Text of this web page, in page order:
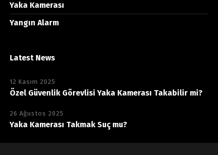
Yaka Kamerası
Yangın Alarm
Latest News
12 Kasım 2025
Özel Güvenlik Görevlisi Yaka Kamerası Takabilir mi?
26 Ağustos 2025
Yaka Kamerası Takmak Suç mu?